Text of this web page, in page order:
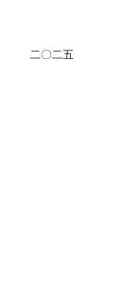
二〇二五